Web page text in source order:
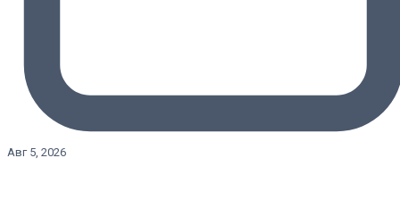
Авг 5, 2026